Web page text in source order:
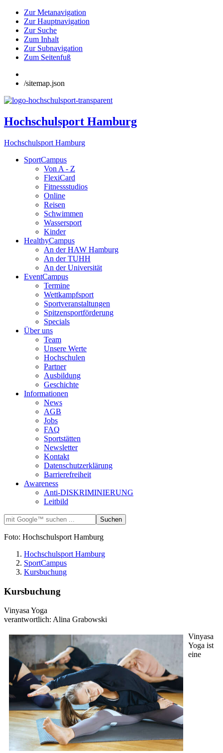
Zur Metanavigation
Zur Hauptnavigation
Zur Suche
Zum Inhalt
Zur Subnavigation
Zum Seitenfuß
/sitemap.json
Hochschulsport Hamburg
Hochschulsport Hamburg
SportCampus
Von A - Z
FlexiCard
Fitnessstudios
Online
Reisen
Schwimmen
Wassersport
Kinder
HealthyCampus
An der HAW Hamburg
An der TUHH
An der Universität
EventCampus
Termine
Wettkampfsport
Sportveranstaltungen
Spitzensportförderung
Specials
Über uns
Team
Unsere Werte
Hochschulen
Partner
Ausbildung
Geschichte
Informationen
News
AGB
Jobs
FAQ
Sportstätten
Newsletter
Kontakt
Datenschutzerklärung
Barrierefreiheit
Awareness
Anti-DISKRIMINIERUNG
Leitbild
Foto: Hochschulsport Hamburg
Hochschulsport Hamburg
SportCampus
Kursbuchung
Kursbuchung
Vinyasa Yoga
verantwortlich: Alina Grabowski
Vinyasa
Yoga ist
eine